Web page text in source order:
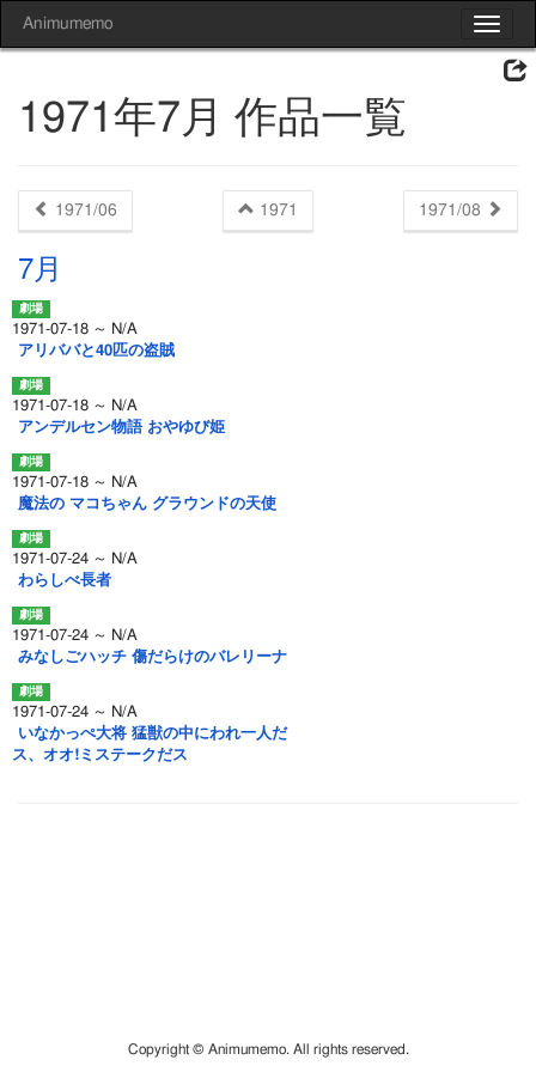
Toggle
Animumemo
1971年7月 作品一覧
1971/06 1971 1971/08
7月
1971-07-18 ～ N/A
アリババと40匹の盗賊
1971-07-18 ～ N/A
アンデルセン物語 おやゆび姫
1971-07-18 ～ N/A
魔法の マコちゃん グラウンドの天使
1971-07-24 ～ N/A
わらしべ長者
1971-07-24 ～ N/A
みなしごハッチ 傷だらけのバレリーナ
1971-07-24 ～ N/A
いなかっぺ大将 猛獣の中にわれ一人だ
ス、オオ!ミステークだス
Copyright © Animumemo. All rights reserved.